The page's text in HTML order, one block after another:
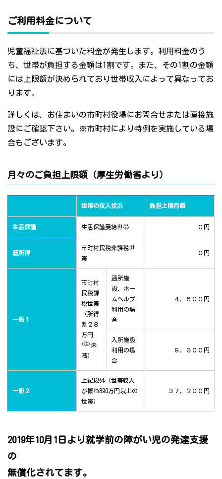
ご利用料金について
児童福祉法に基づいた料金が発生します。利用料金のう
ち、世帯が負担する金額は1割です。また、その1割の金額
には上限額が決められており世帯収入によって異なってお
ります。
詳しくは、お住まいの市町村役場にお問合せまたは直接施
設にご確認下さい。※市町村により特例を実施している場
合もございます。
月々のご負担上限額（厚生労働省より）
世帯の収入状況 負担上限月額
生活保護 生活保護受給世帯 ０円
低所得
市町村民税非課税世
帯
０円
一般１
市町村
民税課
税世帯
（所得
割２８
万円
(注) 未
満）
通所施
設、ホー
ムヘルプ
利用の場
合
４，６００円
入所施設
利用の場
合
９，３００円
一般２
上記以外（世帯収入
が概ね890万円以上の
世帯）
３７，２００円
2019年10月1日より就学前の障がい児の発達支援
の
無償化されてます。